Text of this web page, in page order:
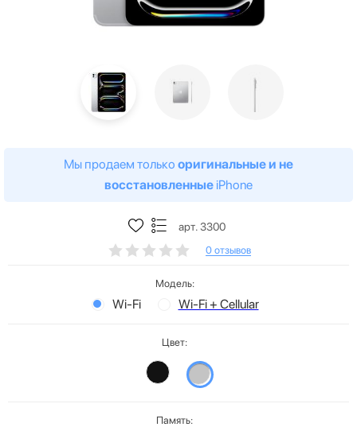
Мы продаем только оригинальные и не
восстановленные iPhone
арт. 3300
0 отзывов
Модель:
Wi-Fi Wi-Fi + Cellular
Цвет:
Память: